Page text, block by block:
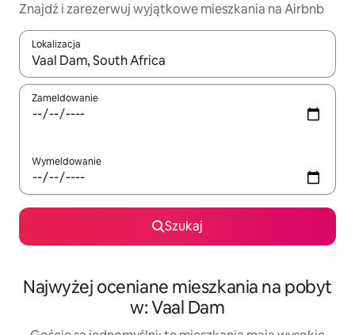
Znajdź i zarezerwuj wyjątkowe mieszkania na Airbnb
Lokalizacja
Gdy wyniki będą dostępne, możesz poruszać się po nich za
Zameldowanie
Wymeldowanie
Szukaj
Najwyżej oceniane mieszkania na pobyt
w: Vaal Dam